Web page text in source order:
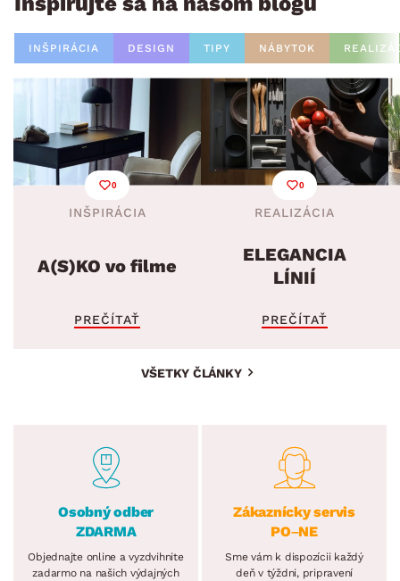
INŠPIRÁCIA DESIGN TIPY NÁBYTOK
0
INŠPIRÁCIA
A(S)KO vo filme
PREČÍTAŤ
0
REALIZÁCIA
ELEGANCIA
LÍNIÍ
PREČÍTAŤ
VŠETKY ČLÁNKY
Osobný odber
ZDARMA
Objednajte online a vyzdvihnite
zadarmo na našich výdajných
Zákaznícky servis
PO–NE
Sme vám k dispozícii každý
deň v týždni, pripravení